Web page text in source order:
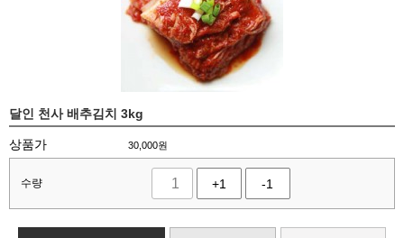
달인 천사 배추김치 3kg
상품가 30,000원
수량 +1 -1